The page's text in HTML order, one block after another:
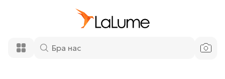
ImperiumLoft